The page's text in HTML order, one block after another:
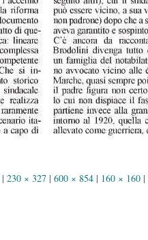
| 230 × 327 | 600 × 854 | 160 × 160 |